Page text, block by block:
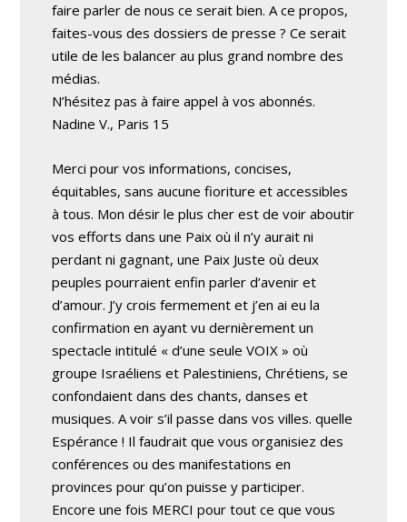
faire parler de nous ce serait bien. A ce propos,
faites-vous des dossiers de presse ? Ce serait
utile de les balancer au plus grand nombre des
médias.
N’hésitez pas à faire appel à vos abonnés.
Nadine V., Paris 15
Merci pour vos informations, concises,
équitables, sans aucune fioriture et accessibles
à tous. Mon désir le plus cher est de voir aboutir
vos efforts dans une Paix où il n’y aurait ni
perdant ni gagnant, une Paix Juste où deux
peuples pourraient enfin parler d’avenir et
d’amour. J’y crois fermement et j’en ai eu la
confirmation en ayant vu dernièrement un
spectacle intitulé « d’une seule VOIX » où
groupe Israéliens et Palestiniens, Chrétiens, se
confondaient dans des chants, danses et
musiques. A voir s’il passe dans vos villes. quelle
Espérance ! Il faudrait que vous organisiez des
conférences ou des manifestations en
provinces pour qu’on puisse y participer.
Encore une fois MERCI pour tout ce que vous